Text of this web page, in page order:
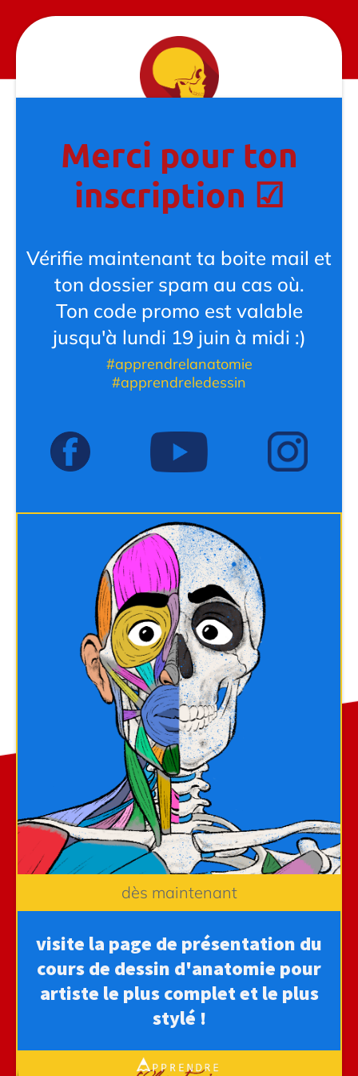
Merci pour ton
inscription ☑
Vérifie maintenant ta boite mail et
ton dossier spam au cas où.
Ton code promo est valable
jusqu'à lundi 19 juin à midi :)
#apprendrelanatomie
#apprendreledessin
dès maintenant
visite la page de présentation du
cours de dessin d'anatomie pour
artiste le plus complet et le plus
stylé !